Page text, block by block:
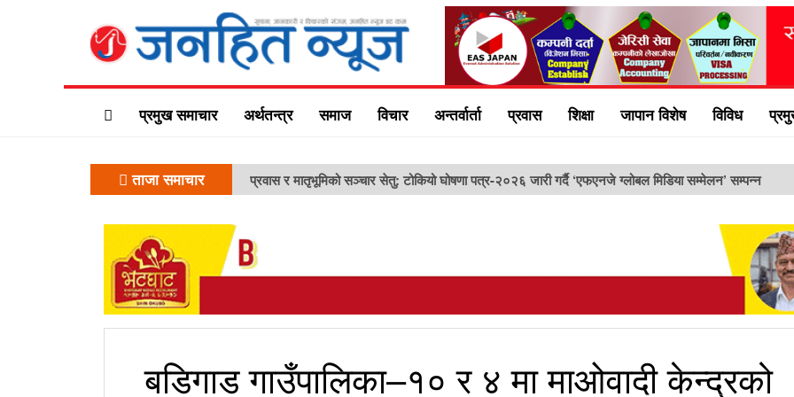
प्रमुख समाचार अर्थतन्त्र समाज विचार अन्तर्वार्ता प्रवास शिक्षा जापान विशेष विविध
ताजा समाचार प्रवास र मातृभूमिको सञ्चार सेतु: टोकियो घोषणा पत्र-२०२६ जारी गर्दै ‘एफएनजे ग्लोबल मिडिया सम्मेलन’ सम्पन्न
बडिगाड गाउँपालिका–१० र ४ मा माओवादी केन्द्रको